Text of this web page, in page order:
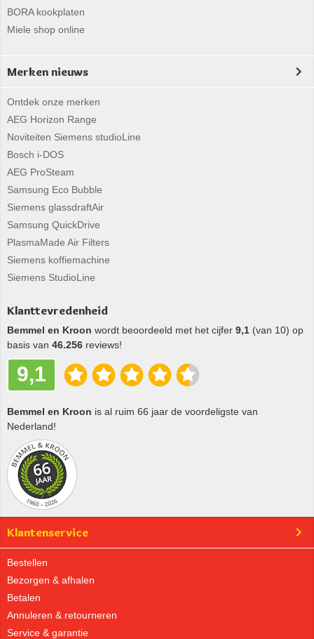
BORA kookplaten
Miele shop online
Merken nieuws
Ontdek onze merken
AEG Horizon Range
Noviteiten Siemens studioLine
Bosch i-DOS
AEG ProSteam
Samsung Eco Bubble
Siemens glassdraftAir
Samsung QuickDrive
PlasmaMade Air Filters
Siemens koffiemachine
Siemens StudioLine
Klanttevredenheid
Bemmel en Kroon wordt beoordeeld met het cijfer 9,1 (van 10) op
basis van 46.256 reviews!
9,1
Bemmel en Kroon is al ruim 66 jaar de voordeligste van
Nederland!
Klantenservice
Bestellen
Bezorgen & afhalen
Betalen
Annuleren & retourneren
Service & garantie